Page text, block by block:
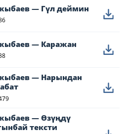
— Гүл деймин
— Каражан
— Нарындан
— Өзүңдү
тексти